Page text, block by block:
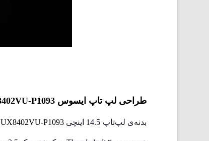
طراحی لپ تاپ ایسوس UX8402VU-P1093
بدنه‌ی لپ‌تاپ 14.5 اینچی UX8402VU-P1093